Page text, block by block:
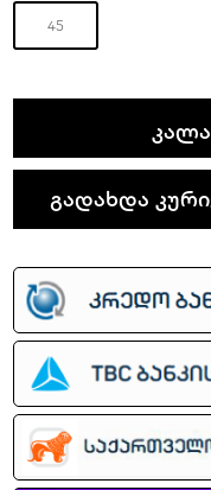
45
Nike
Max
90
SP
quantity
გადახდა